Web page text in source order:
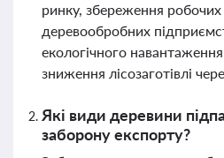
ринку, збереження робочих
деревообробних
екологічного
зниження лісозаготівлі
Які види деревини
заборону експорту?